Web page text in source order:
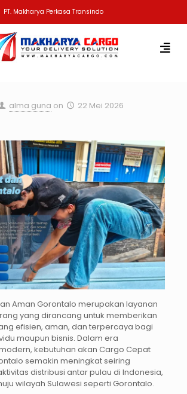
PT. Makharya Perkasa Transindo
alma guna on 22 Mei 2026
Aman Gorontalo merupakan layanan
yang dirancang untuk memberikan
efisien, aman, dan terpercaya bagi
maupun bisnis. Dalam era
kebutuhan akan Cargo Cepat
semakin meningkat seiring
distribusi antar pulau di Indonesia,
wilayah Sulawesi seperti Gorontalo.